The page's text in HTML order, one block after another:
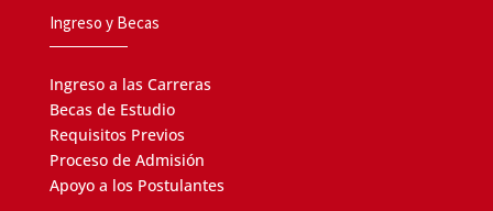
Ingreso y Becas
Ingreso a las Carreras
Becas de Estudio
Requisitos Previos
Proceso de Admisión
Apoyo a los Postulantes